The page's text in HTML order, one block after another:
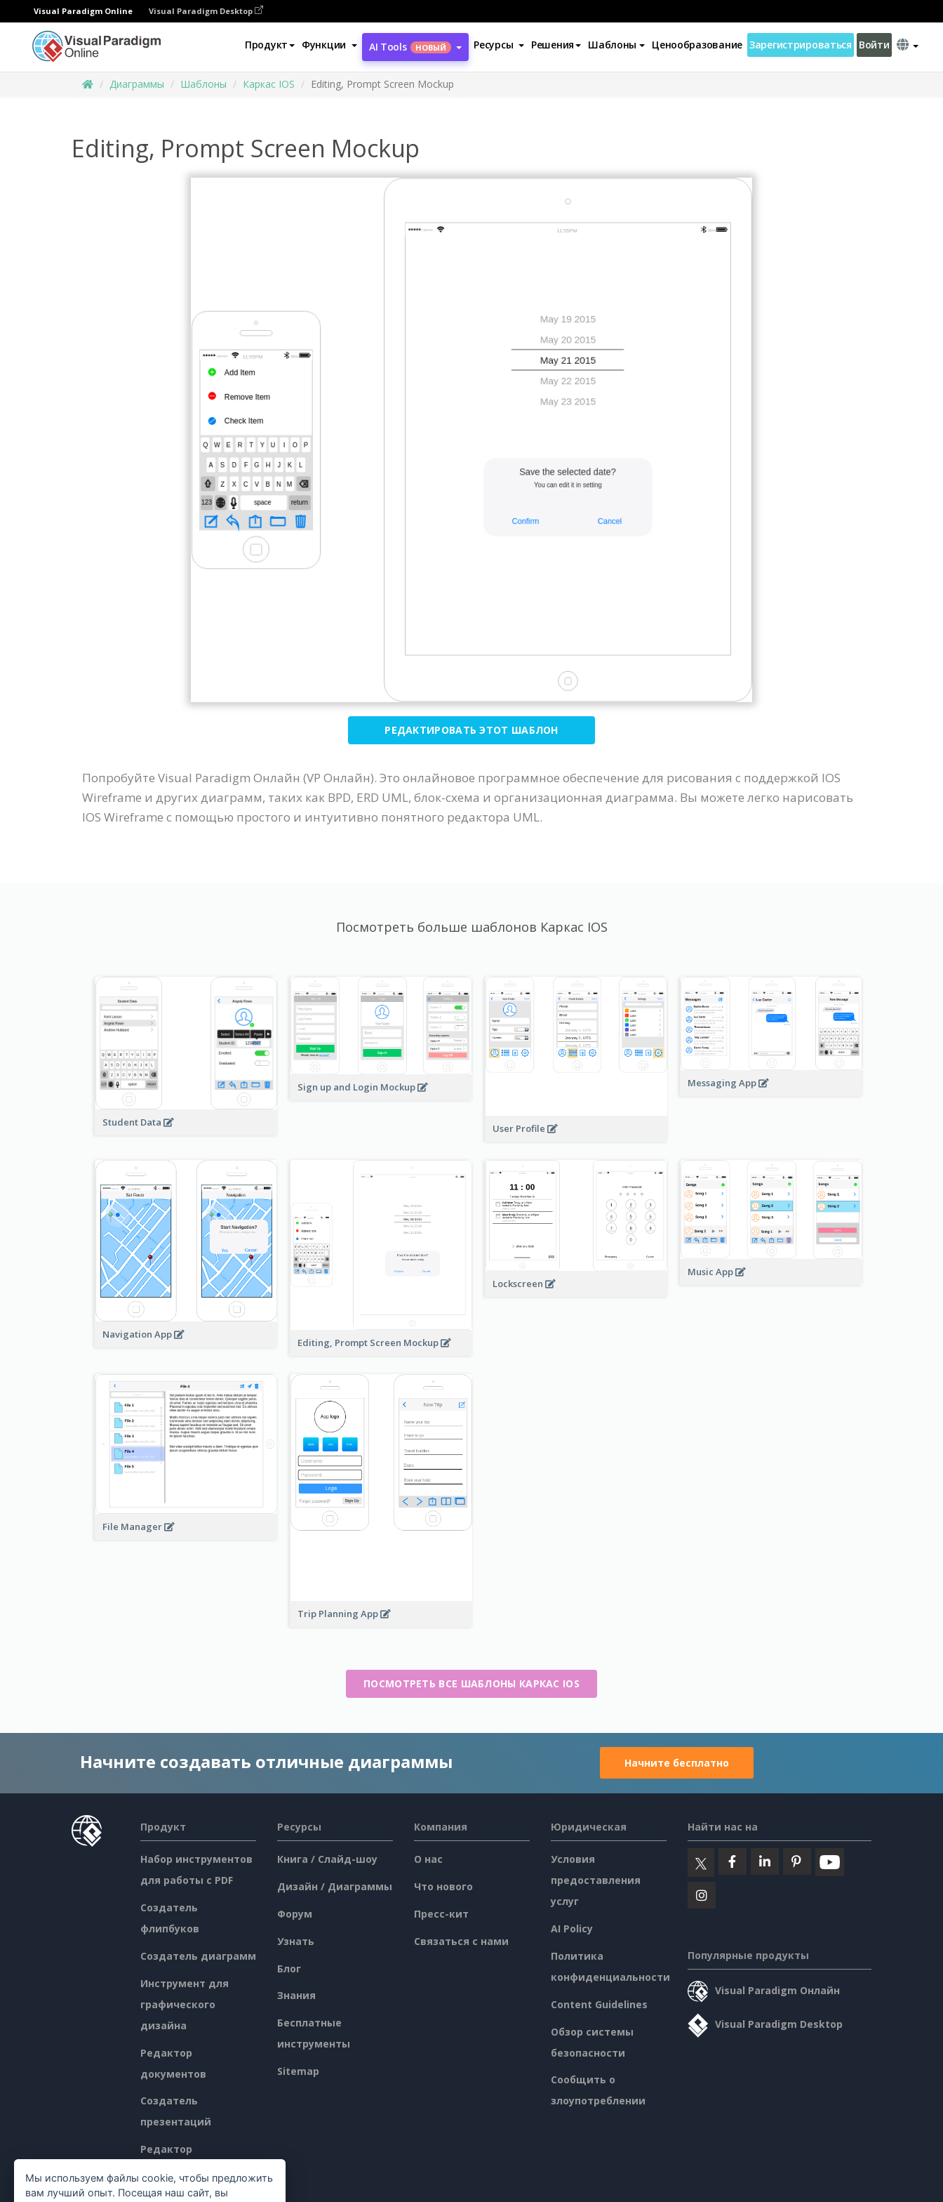
Visual Paradigm Online Visual Paradigm Desktop
Продукт Функции AI Tools НОВЫЙ Ресурсы Решения Шаблоны Ценообразование Зарегистрироваться Войти
Диаграммы Шаблоны Каркас IOS Editing, Prompt Screen Mockup
Editing, Prompt Screen Mockup
РЕДАКТИРОВАТЬ ЭТОТ ШАБЛОН
Попробуйте Visual Paradigm Онлайн (VP Онлайн). Это онлайновое программное обеспечение для рисования с поддержкой IOS
Wireframe и других диаграмм, таких как BPD, ERD UML, блок-схема и организационная диаграмма. Вы можете легко нарисовать
IOS Wireframe с помощью простого и интуитивно понятного редактора UML.
Посмотреть больше шаблонов Каркас IOS
Student Data
Sign up and Login Mockup
User Profile
Messaging App
Navigation App
Editing, Prompt Screen Mockup
Lockscreen
Music App
File Manager
Trip Planning App
ПОСМОТРЕТЬ ВСЕ ШАБЛОНЫ КАРКАС IOS
Начните создавать отличные диаграммы Начните бесплатно
Продукт
Набор инструментов
для работы с PDF
Создатель
флипбуков
Создатель диаграмм
Инструмент для
графического
дизайна
Редактор
документов
Создатель
презентаций
Редактор
Ценообразование
Ресурсы
Книга / Слайд-шоу
Дизайн / Диаграммы
Форум
Узнать
Блог
Знания
Бесплатные
инструменты
Sitemap
Компания
О нас
Что нового
Пресс-кит
Связаться с нами
Юридическая
Условия
предоставления
услуг
AI Policy
Политика
конфиденциальности
Content Guidelines
Обзор системы
безопасности
Сообщить о
злоупотреблении
Найти нас на
Популярные продукты
Visual Paradigm Онлайн
Visual Paradigm Desktop
Мы используем файлы cookie, чтобы предложить
вам лучший опыт. Посещая наш сайт, вы